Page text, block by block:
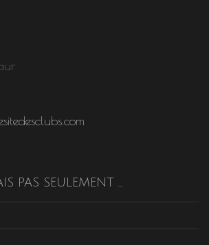
PAS SEULEMENT …